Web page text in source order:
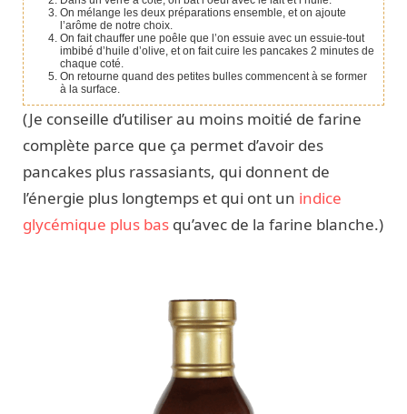
On mélange les deux préparations ensemble, et on ajoute
l’arôme de notre choix.
On fait chauffer une poêle que l’on essuie avec un essuie-tout
imbibé d’huile d’olive, et on fait cuire les pancakes 2 minutes de
chaque coté.
On retourne quand des petites bulles commencent à se former
à la surface.
(Je conseille d’utiliser au moins moitié de farine
complète parce que ça permet d’avoir des
pancakes plus rassasiants, qui donnent de
l’énergie plus longtemps et qui ont un indice
glycémique plus bas qu’avec de la farine blanche.)